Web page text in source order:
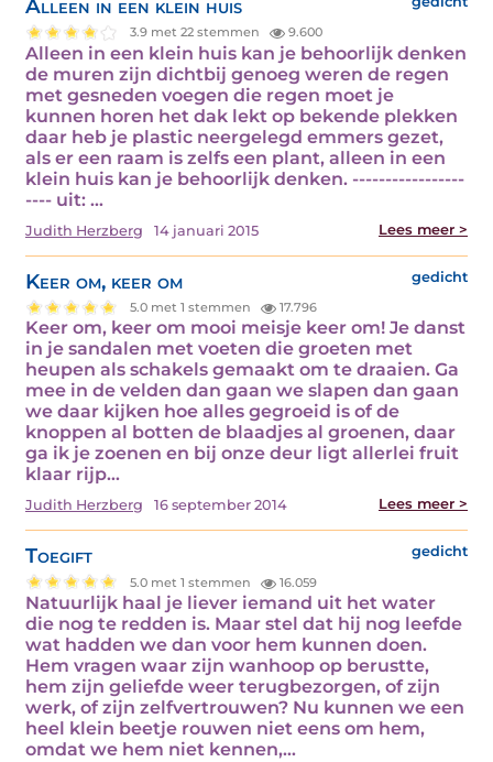
Alleen in een klein huis
3.9 met 22 stemmen 9.600
Alleen in een klein huis kan je behoorlijk denken
de muren zijn dichtbij genoeg weren de regen
met gesneden voegen die regen moet je
kunnen horen het dak lekt op bekende plekken
daar heb je plastic neergelegd emmers gezet,
als er een raam is zelfs een plant, alleen in een
klein huis kan je behoorlijk denken. -----------------
---- uit: …
Judith Herzberg 14 januari 2015 Lees meer >
Keer om, keer om gedicht
5.0 met 1 stemmen 17.796
Keer om, keer om mooi meisje keer om! Je danst
in je sandalen met voeten die groeten met
heupen als schakels gemaakt om te draaien. Ga
mee in de velden dan gaan we slapen dan gaan
we daar kijken hoe alles gegroeid is of de
knoppen al botten de blaadjes al groenen, daar
ga ik je zoenen en bij onze deur ligt allerlei fruit
klaar rijp…
Judith Herzberg 16 september 2014 Lees meer >
Toegift gedicht
5.0 met 1 stemmen 16.059
Natuurlijk haal je liever iemand uit het water
die nog te redden is. Maar stel dat hij nog leefde
wat hadden we dan voor hem kunnen doen.
Hem vragen waar zijn wanhoop op berustte,
hem zijn geliefde weer terugbezorgen, of zijn
werk, of zijn zelfvertrouwen? Nu kunnen we een
heel klein beetje rouwen niet eens om hem,
omdat we hem niet kennen,…